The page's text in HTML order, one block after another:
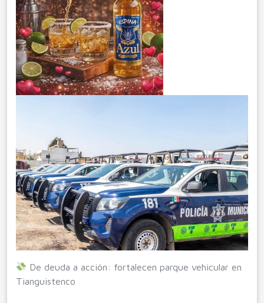
De deuda a acción: fortalecen parque vehicular en
Tianguistenco